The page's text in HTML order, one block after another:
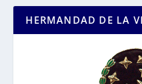
HERMANDAD DE LA